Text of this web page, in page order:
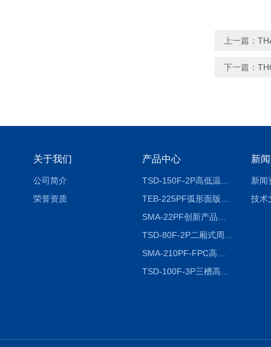
上一篇：
下一篇：
关于我们
公司简介
荣誉资质
产品中心 新
新闻
技术